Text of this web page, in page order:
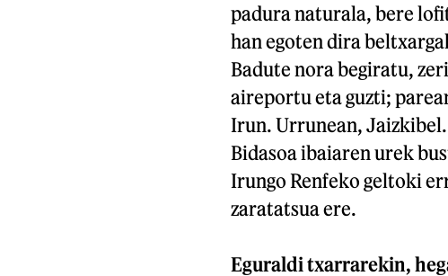
padura naturala, bere
han egoten dira
Badute nora begiratu,
aireportu eta guzti;
Irun. Urrunean,
Bidasoa ibaiaren urek
Irungo Renfeko geltoki
zaratatsua ere.
Eguraldi txarrarekin,